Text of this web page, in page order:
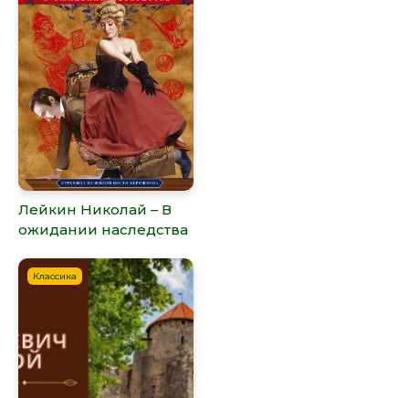
Лейкин Николай – В
ожидании наследства
Классика